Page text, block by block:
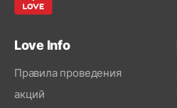
Love Info
Правила проведения
акций